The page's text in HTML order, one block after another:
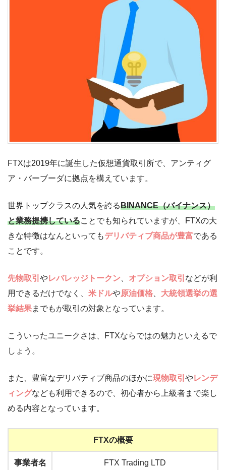
FTXは2019年に誕生した仮想通貨取引所で、アンティグ
ア・バーブーダに拠点を構えています。
世界トップクラスの人気を誇るBINANCE（バイナンス）
と業務提携していることでも知られていますが、FTXの大
きな特徴はなんといってもデリバティブ商品が豊富である
ことです。
先物取引 やレバレッジトークン オプション取引 などが利
用できるだけでなく、 米ドルや原油価格
大統領選挙の選
挙結果までもが取引の対象となっています。
こういったユニークさは、FTXならではの魅力といえるで
しょう。
また、豊富なデリバティブ商品のほかに現物取引 やレンデ
ィングなども利用できるので、初心者から上級者まで楽し
める内容となっています。
FTXの概要
事業者名 FTX Trading LTD